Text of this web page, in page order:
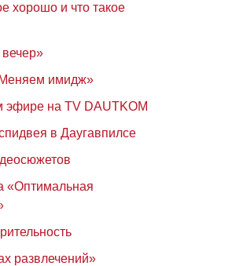
хорошо и что такое
имидж»
эфире на TV DAUTKOM
в Даугавпилсе
«Оптимальная
развлечений»